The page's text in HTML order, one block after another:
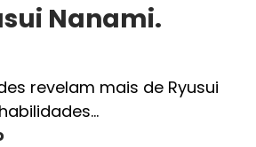
Nanami.
revelam mais de Ryusui